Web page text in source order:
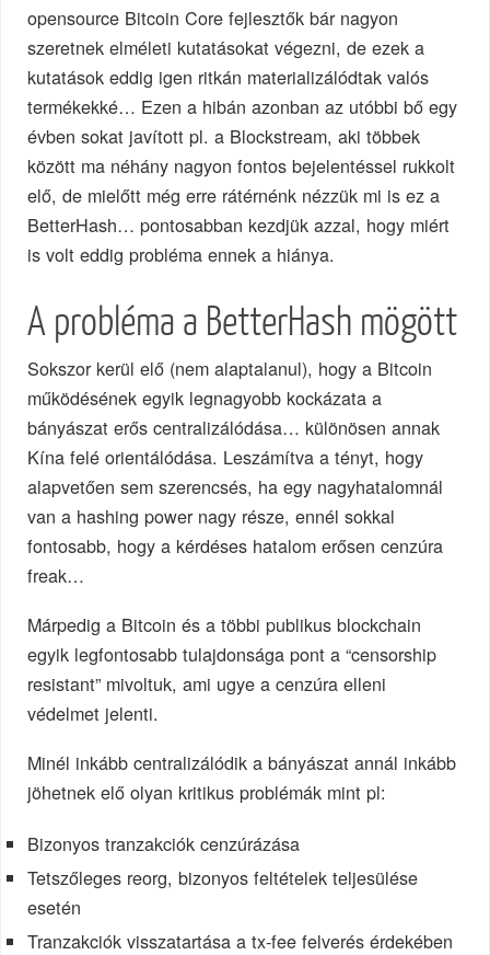
opensource Bitcoin Core fejlesztők bár nagyon
szeretnek elméleti kutatásokat végezni, de ezek a
kutatások eddig igen ritkán materializálódtak valós
termékekké… Ezen a hibán azonban az utóbbi bő egy
évben sokat javított pl. a Blockstream, aki többek
között ma néhány nagyon fontos bejelentéssel rukkolt
elő, de mielőtt még erre rátérnénk nézzük mi is ez a
BetterHash… pontosabban kezdjük azzal, hogy miért
is volt eddig probléma ennek a hiánya.
A probléma a BetterHash mögött
Sokszor kerül elő (nem alaptalanul), hogy a Bitcoin
működésének egyik legnagyobb kockázata a
bányászat erős centralizálódása… különösen annak
Kína felé orientálódása. Leszámítva a tényt, hogy
alapvetően sem szerencsés, ha egy nagyhatalomnál
van a hashing power nagy része, ennél sokkal
fontosabb, hogy a kérdéses hatalom erősen cenzúra
freak…
Márpedig a Bitcoin és a többi publikus blockchain
egyik legfontosabb tulajdonsága pont a “censorship
resistant” mivoltuk, ami ugye a cenzúra elleni
védelmet jelenti.
Minél inkább centralizálódik a bányászat annál inkább
jöhetnek elő olyan kritikus problémák mint pl:
Bizonyos tranzakciók cenzúrázása
Tetszőleges reorg, bizonyos feltételek teljesülése
esetén
Tranzakciók visszatartása a tx-fee felverés érdekében